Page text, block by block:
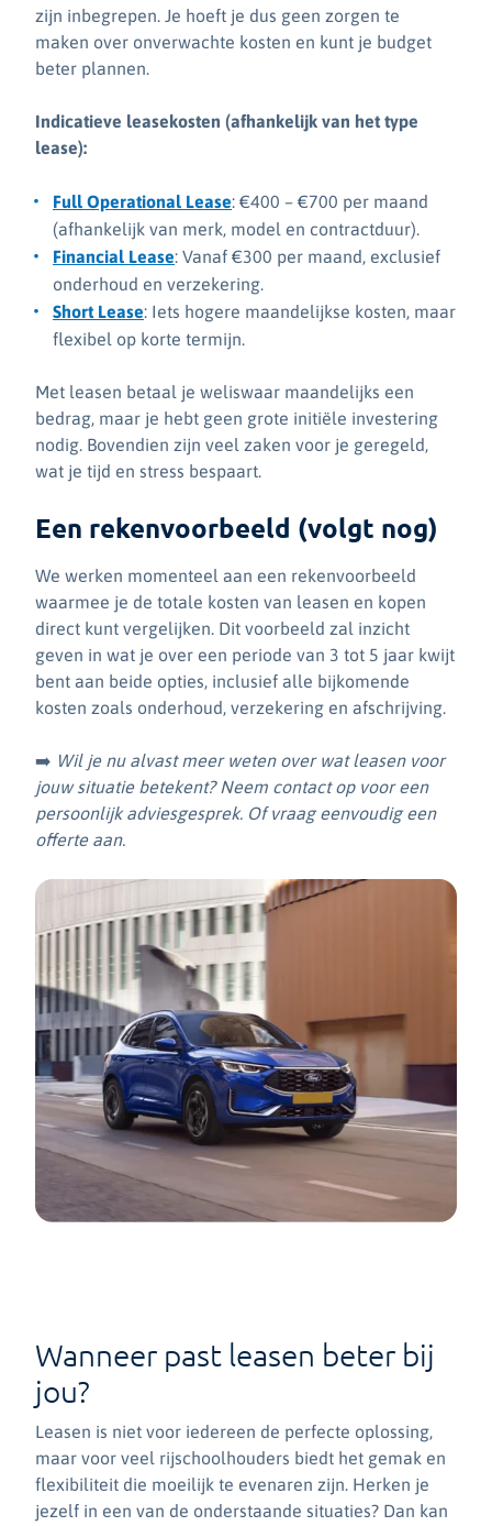
zijn inbegrepen. Je hoeft je dus geen zorgen te
maken over onverwachte kosten en kunt je budget
beter plannen.
Indicatieve leasekosten (afhankelijk van het type
lease):
Full Operational Lease: €400 – €700 per maand
(afhankelijk van merk, model en contractduur).
Financial Lease: Vanaf €300 per maand, exclusief
onderhoud en verzekering.
Short Lease: Iets hogere maandelijkse kosten, maar
flexibel op korte termijn.
Met leasen betaal je weliswaar maandelijks een
bedrag, maar je hebt geen grote initiële investering
nodig. Bovendien zijn veel zaken voor je geregeld,
wat je tijd en stress bespaart.
Een rekenvoorbeeld (volgt nog)
We werken momenteel aan een rekenvoorbeeld
waarmee je de totale kosten van leasen en kopen
direct kunt vergelijken. Dit voorbeeld zal inzicht
geven in wat je over een periode van 3 tot 5 jaar kwijt
bent aan beide opties, inclusief alle bijkomende
kosten zoals onderhoud, verzekering en afschrijving.
➡️ Wil je nu alvast meer weten over wat leasen voor
jouw situatie betekent? Neem contact op voor een
persoonlijk adviesgesprek. Of vraag eenvoudig een
offerte aan.
Wanneer past leasen beter bij
jou?
Leasen is niet voor iedereen de perfecte oplossing,
maar voor veel rijschoolhouders biedt het gemak en
flexibiliteit die moeilijk te evenaren zijn. Herken je
jezelf in een van de onderstaande situaties? Dan kan